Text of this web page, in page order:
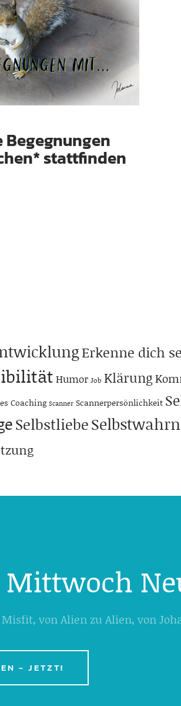
Begegnungen
stattfinden
Erkenne dich
Humor Job Klärung
Coaching Scanner Scannerpersönlichkeit
Selbstliebe
Mittwoch
von Alien zu Alien, von
- JETZT!